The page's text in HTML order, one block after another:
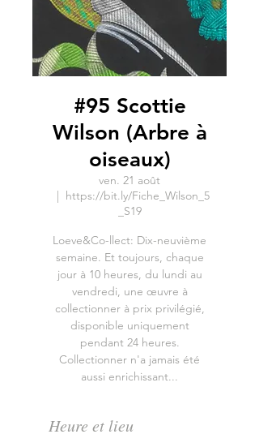
#95 Scottie
Wilson (Arbre à
oiseaux)
ven. 21 août
  |
https://bit.ly/Fiche_Wilson_5
_S19
Loeve&Co-llect: Dix-neuvième
semaine. Et toujours, chaque
jour à 10 heures, du lundi au
vendredi, une œuvre à
collectionner à prix privilégié,
disponible uniquement
pendant 24 heures.
Collectionner n'a jamais été
aussi enrichissant...
Heure et lieu